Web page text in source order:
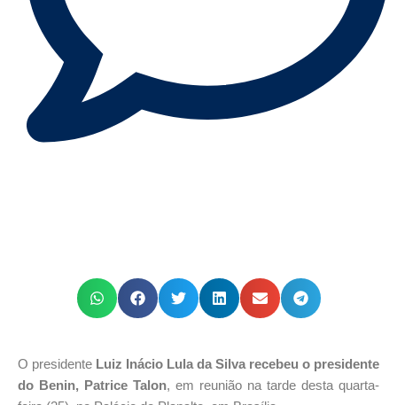
O presidente Luiz Inácio Lula da Silva recebeu o presidente
do Benin, Patrice Talon, em reunião na tarde desta quarta-